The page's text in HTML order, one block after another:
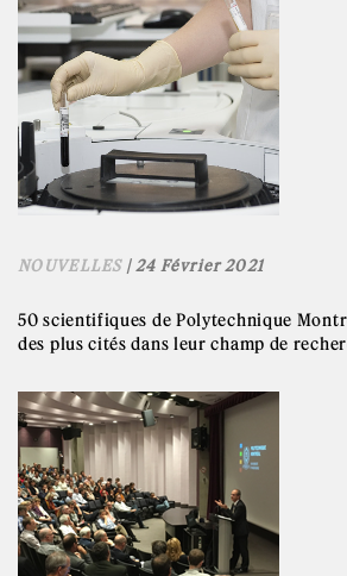
NOUVELLES| 24 Février 2021
50 scientifiques de Polytechnique
des plus cités dans leur champ de